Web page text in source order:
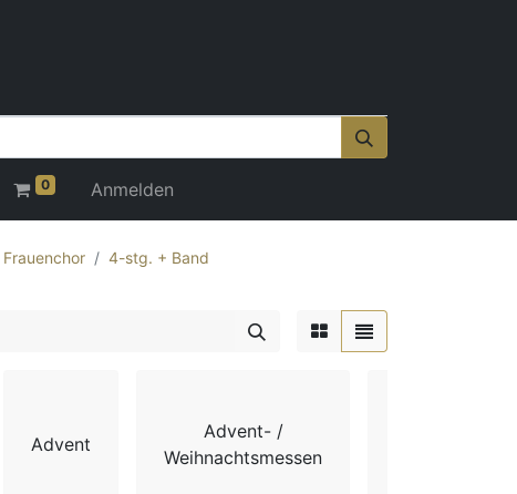
0 Anmelden
Frauenchor
4-stg. + Band
Advent
Advent- /
Weihnachtsmessen